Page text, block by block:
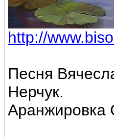
http://
Песня
Нерчук.
Аранжировка